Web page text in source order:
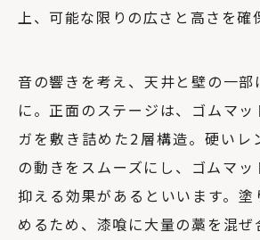
上、可能な限りの広さと高さを確
音の響きを考え、天井と壁の一
に。正面のステージは、ゴムマ
ガを敷き詰めた2層構造。硬いレ
の動きをスムーズにし、ゴムマッ
抑える効果があるといいます。塗
めるため、漆喰に大量の藁を混ぜ